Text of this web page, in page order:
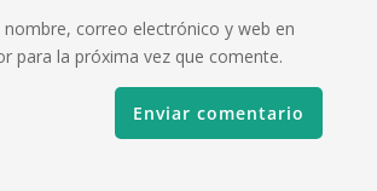
nombre, correo electrónico y web en
para la próxima vez que comente.